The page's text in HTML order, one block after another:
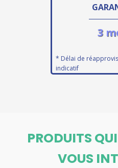
3
* Délai de
indicatif
PRODUITS
VOUS